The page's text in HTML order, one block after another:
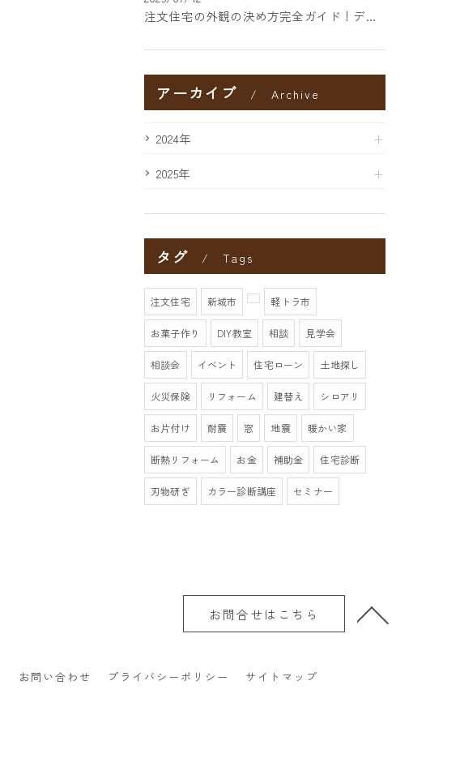
注文住宅の外観の決め方完全ガイド！デザインの種類と選び方を解説
アーカイブ Archive
2024年
2025年
タグ Tags
注文住宅 新城市 軽トラ市
お菓子作り DIY教室 相談 見学会
相談会 イベント 住宅ローン 土地探し
火災保険 リフォーム 建替え シロアリ
お片付け 耐震 窓 地震 暖かい家
断熱リフォーム お金 補助金 住宅診断
刃物研ぎ カラー診断講座 セミナー
お問合せはこちら
お問い合わせ プライバシーポリシー サイトマップ